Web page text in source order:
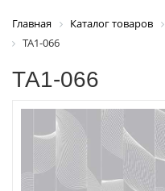
Главная Каталог товаров
ТА1-066
ТА1-066